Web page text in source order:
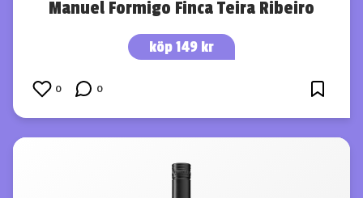
Manuel Formigo Finca Teira Ribeiro
köp 149 kr
0 0